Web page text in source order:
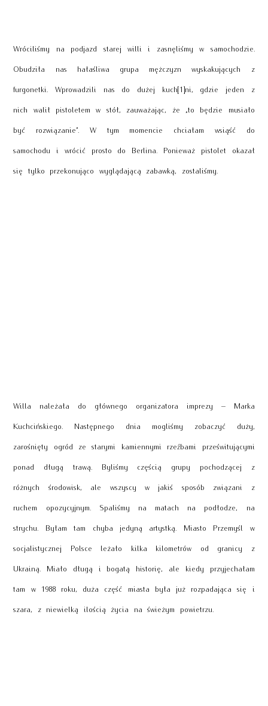
Wróciliśmy na podjazd starej willi i zasnęliśmy w samochodzie.
Obudziła nas hałaśliwa grupa mężczyzn wyskakujących z
furgonetki. Wprowadzili nas do dużej kuch[1]ni, gdzie jeden z
nich walił pistoletem w stół, zauważając, że „to będzie musiało
być rozwiązanie”. W tym momencie chciałam wsiąść do
samochodu i wrócić prosto do Berlina. Ponieważ pistolet okazał
się tylko przekonująco wyglądającą zabawką, zostaliśmy.
Willa należała do głównego organizatora imprezy – Marka
Kuchcińskiego. Następnego dnia mogliśmy zobaczyć duży,
zarośnięty ogród ze starymi kamiennymi rzeźbami prześwitującymi
ponad długą trawą. Byliśmy częścią grupy pochodzącej z
różnych środowisk, ale wszyscy w jakiś sposób związani z
ruchem opozycyjnym. Spaliśmy na matach na podłodze, na
strychu. Byłam tam chyba jedyną artystką. Miasto Przemyśl w
socjalistycznej Polsce leżało kilka kilometrów od granicy z
Ukrainą. Miało długą i bogatą historię, ale kiedy przyjechałam
tam w 1988 roku, duża część miasta była już rozpadająca się i
szara, z niewielką ilością życia na świeżym powietrzu.